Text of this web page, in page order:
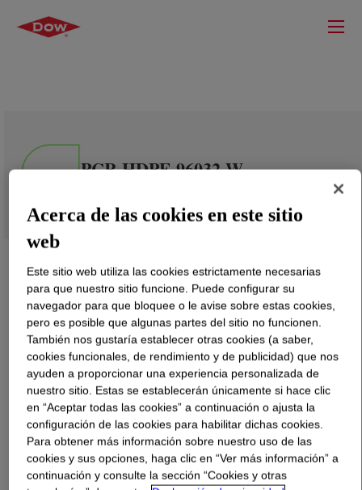
PCR HDPE 96032 W
Qué esPCR HDPE 96032 W?
Acerca de las cookies en este sitio
web
Este sitio web utiliza las cookies estrictamente necesarias
para que nuestro sitio funcione. Puede configurar su
navegador para que bloquee o le avise sobre estas cookies,
pero es posible que algunas partes del sitio no funcionen.
También nos gustaría establecer otras cookies (a saber,
cookies funcionales, de rendimiento y de publicidad) que nos
ayuden a proporcionar una experiencia personalizada de
nuestro sitio. Estas se establecerán únicamente si hace clic
en “Aceptar todas las cookies” a continuación o ajusta la
configuración de las cookies para habilitar dichas cookies.
Para obtener más información sobre nuestro uso de las
cookies y sus opciones, haga clic en “Ver más información” a
continuación y consulte la sección “Cookies y otras